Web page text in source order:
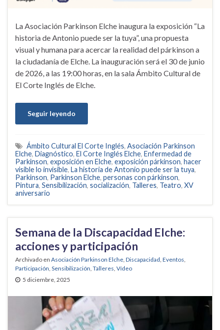
La Asociación Parkinson Elche inaugura la exposición “La
historia de Antonio puede ser la tuya”, una propuesta
visual y humana para acercar la realidad del párkinson a
la ciudadanía de Elche. La inauguración será el 30 de junio
de 2026, a las 19:00 horas, en la sala Ámbito Cultural de
El Corte Inglés de Elche.
Seguir leyendo
Ámbito Cultural El Corte Inglés, Asociación Parkinson
Elche, Diagnóstico, El Corte Inglés Elche, Enfermedad de
Parkinson, exposición en Elche, exposición párkinson, hacer
visible lo invisible, La historia de Antonio puede ser la tuya,
Parkinson, Parkinson Elche, personas con párkinson,
Pintura, Sensibilización, socialización, Talleres, Teatro, XV
aniversario
Semana de la Discapacidad Elche:
acciones y participación
Archivado en Asociación Parkinson Elche, Discapacidad, Eventos,
Participación, Sensibilización, Talleres, Vídeo
5 diciembre, 2025